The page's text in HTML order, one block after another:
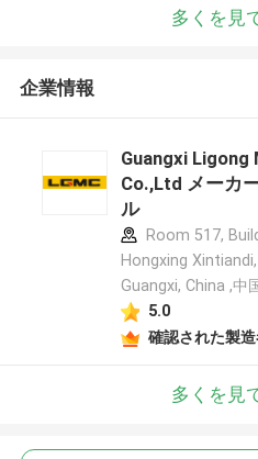
多くを見
企業情報
Guangxi Ligong
Co.,Ltd メーカ
ル
Room 517,
Hongxing
Guangxi, China ,中
5.0
確認された製
多くを見